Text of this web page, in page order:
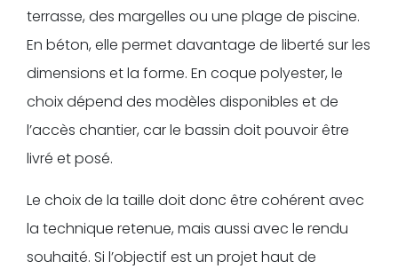
terrasse, des margelles ou une plage de piscine.
En béton, elle permet davantage de liberté sur les
dimensions et la forme. En coque polyester, le
choix dépend des modèles disponibles et de
l’accès chantier, car le bassin doit pouvoir être
livré et posé.
Le choix de la taille doit donc être cohérent avec
la technique retenue, mais aussi avec le rendu
souhaité. Si l’objectif est un projet haut de